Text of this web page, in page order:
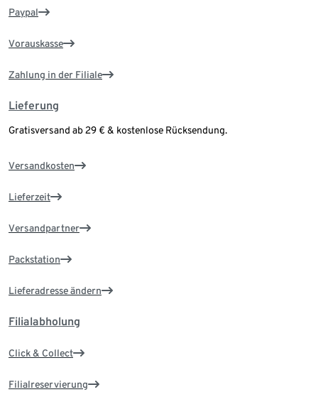
Paypal
Vorauskasse
Zahlung in der Filiale
Lieferung
Gratisversand ab 29 € & kostenlose Rücksendung.
Versandkosten
Lieferzeit
Versandpartner
Packstation
Lieferadresse ändern
Filialabholung
Click & Collect
Filialreservierung